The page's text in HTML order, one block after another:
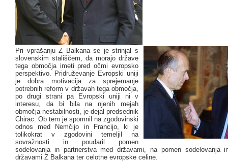
Pri vprašanju Z Balkana se je strinjal s
slovenskim stališčem, da morajo države
tega območja imeti pred očmi evropsko
perspektivo. Pridruževanje Evropski uniji
je dobra motivacija za sprejemanje
potrebnih reform v državah tega območja,
po drugi strani pa Evropski uniji ni v
interesu, da bi bila na njenih mejah
območja nestabilnosti, je dejal predsednik
Chirac. Ob tem je spomnil na zgodovinski
odnos med Nemčijo in Francijo, ki je
tolikokrat v zgodovini temeljil na
sovražnosti in poudaril pomen
sodelovanja in partnerstva med državami, na pomen sodelovanja
državami Z Balkana ter celotne evropske celine.